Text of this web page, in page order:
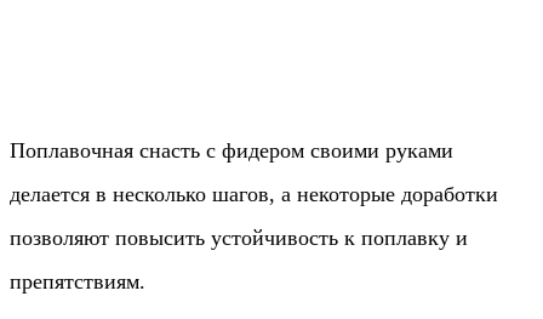
Поплавочная снасть с фидером своими руками
делается в несколько шагов, а некоторые доработки
позволяют повысить устойчивость к поплавку и
препятствиям.